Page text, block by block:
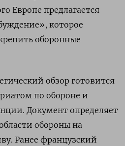
Европе предлагается
которое
оборонные
обзор готовится
по обороне и
Документ определяет
обороны на
Ранее французский